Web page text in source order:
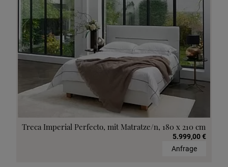
Treca Imperial Perfecto, mit Matratze/n, 180 x 210 cm
5.999,00 €
Anfrage